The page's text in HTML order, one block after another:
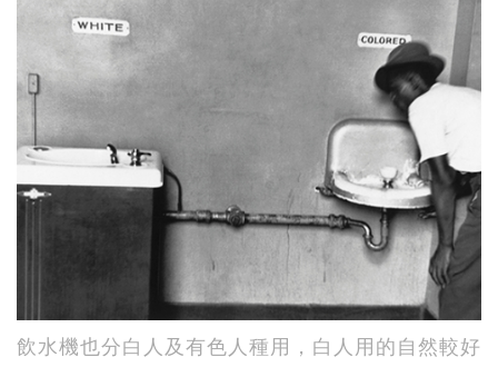
飲水機也分白人及有色人種用，白人用的自然較好